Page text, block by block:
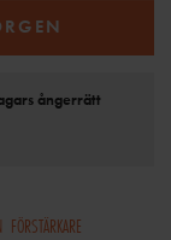
ångerrätt
FÖRSTÄRKARE